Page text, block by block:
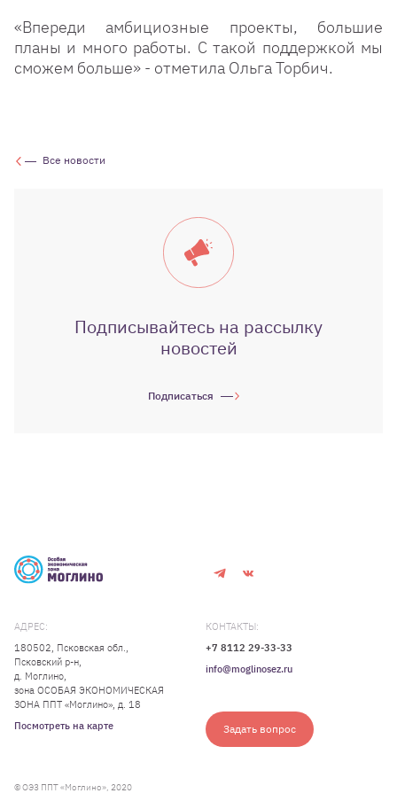
«Впереди амбициозные проекты, большие
планы и много работы. С такой поддержкой мы
сможем больше» - отметила Ольга Торбич.
Все новости
Подписывайтесь на рассылку
новостей
Подписаться
АДРЕС:
180502, Псковская обл.,
Псковский р-н,
д. Моглино,
зона ОСОБАЯ ЭКОНОМИЧЕСКАЯ
ЗОНА ППТ «Моглино», д. 18
Посмотреть на карте
КОНТАКТЫ:
+7 8112 29-33-33
info@moglinosez.ru
Задать вопрос
© ОЭЗ ППТ «Моглино», 2020